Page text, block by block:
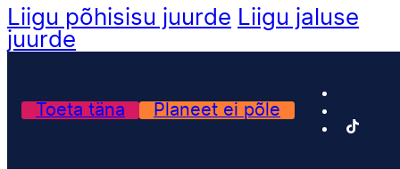
Liigu põhisisu juurde Liigu jaluse
juurde
Toeta täna Planeet ei põle